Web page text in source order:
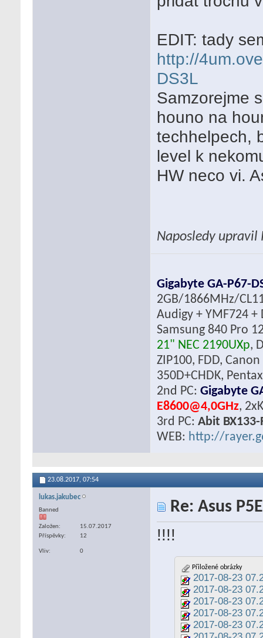
EDIT: tady
http://
DS3L
Samzorejme
houno na
techhelpech,
level k
HW neco vi.
Naposledy upravil
Gigabyte GA-P67-
2GB/1866MHz/
Audigy + YMF724
Samsung 840 Pro
21" NEC 2190UXp,
ZIP100, FDD,
350D+CHDK,
2nd PC: Gigabyte
E8600@4,0GHz,
3rd PC: Abit BX133-
WEB: http://
23.08.2017, 07:54
lukas.jakubec
Banned
Založen
15.07.2017
Příspěvky
12
Vliv 0
Re: Asus
!!!!
Přiložené obrázky
2017-08-23
2017-08-23
2017-08-23
2017-08-23
2017-08-23